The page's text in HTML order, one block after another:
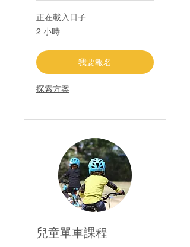
正在載入日子......
2 小時
我要報名
探索方案
兒童單車課程